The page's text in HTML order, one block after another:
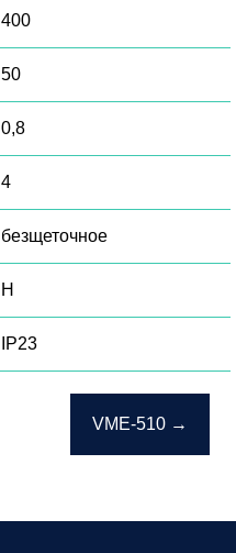
400
50
0,8
4
безщеточное
H
IP23
VME-510 →